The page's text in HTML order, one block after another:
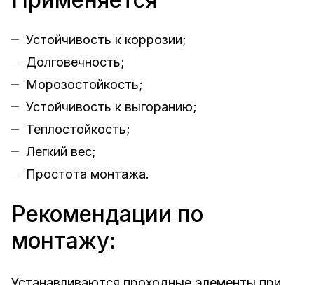
Устойчивость к коррозии;
Долговечность;
Морозостойкость;
Устойчивость к выгоранию;
Теплостойкость;
Легкий вес;
Простота монтажа.
Рекомендации по
монтажу: